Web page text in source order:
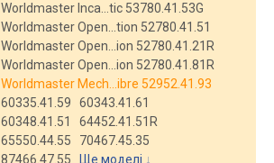
Worldmaster Inca…tic 53780.41.53G
Worldmaster Open…tion 52780.41.51
Worldmaster Open…ion 52780.41.21R
Worldmaster Open…ion 52780.41.81R
Worldmaster Mech…ibre 52952.41.93
60335.41.59
60343.41.61
60348.41.51
64452.41.51R
65550.44.55
70467.45.35
87466.47.55
Ще моделі ↓